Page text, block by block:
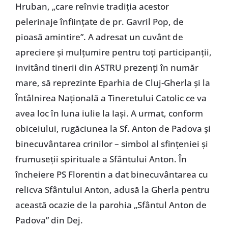
Hruban, „care reînvie tradiţia acestor
pelerinaje înfiinţate de pr. Gavril Pop, de
pioasă amintire”. A adresat un cuvânt de
apreciere şi mulţumire pentru toţi participanţii,
invitând tinerii din ASTRU prezenţi în număr
mare, să reprezinte Eparhia de Cluj-Gherla şi la
Întâlnirea Naţională a Tineretului Catolic ce va
avea loc în luna iulie la Iaşi. A urmat, conform
obiceiului, rugăciunea la Sf. Anton de Padova şi
binecuvântarea crinilor – simbol al sfinţeniei şi
frumuseţii spirituale a Sfântului Anton. În
încheiere PS Florentin a dat binecuvântarea cu
relicva Sfântului Anton, adusă la Gherla pentru
această ocazie de la parohia „Sfântul Anton de
Padova” din Dej.